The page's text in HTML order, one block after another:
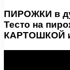
ПИРОЖКИ в
Тесто на
КАРТОШКОЙ